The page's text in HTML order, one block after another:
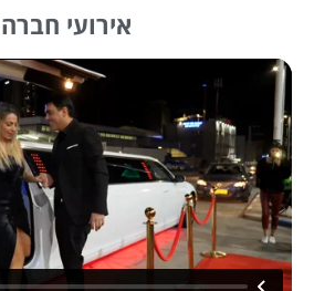
אירועי חברה